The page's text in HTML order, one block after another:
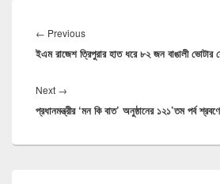
navigation
← PreviousPrevious
post:
ইএম রাজেশ ত্রিপুরার হাত ধরে ৮২ জন বাঙালী ভোটার
Next →
post:
প্রধানমন্ত্রীর ‘মন কি বাত’ অনুষ্ঠানের ১২১’তম পর্ব শ্রবণে